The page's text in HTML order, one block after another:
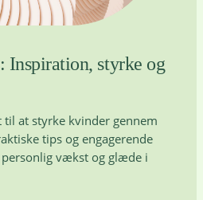
Inspiration, styrke og
at styrke kvinder gennem
tips og engagerende
vækst og glæde i